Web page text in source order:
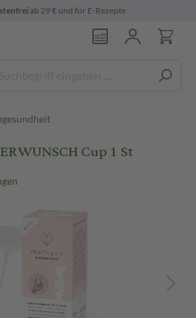
ab 29 € und für E-Rezepte
Cup 1 St